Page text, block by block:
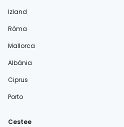
Izland
Róma
Mallorca
Albánia
Ciprus
Porto
Cestee